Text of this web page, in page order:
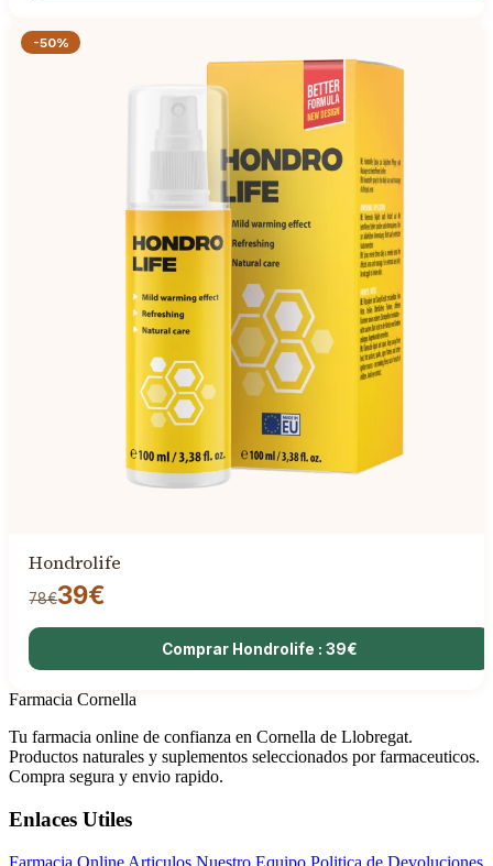
-50%
Hondrolife
78€39€
Comprar Hondrolife : 39€
Farmacia Cornella
Tu farmacia online de confianza en Cornella de Llobregat.
Productos naturales y suplementos seleccionados por farmaceuticos.
Compra segura y envio rapido.
Enlaces Utiles
Farmacia Online Articulos Nuestro Equipo Politica de Devoluciones